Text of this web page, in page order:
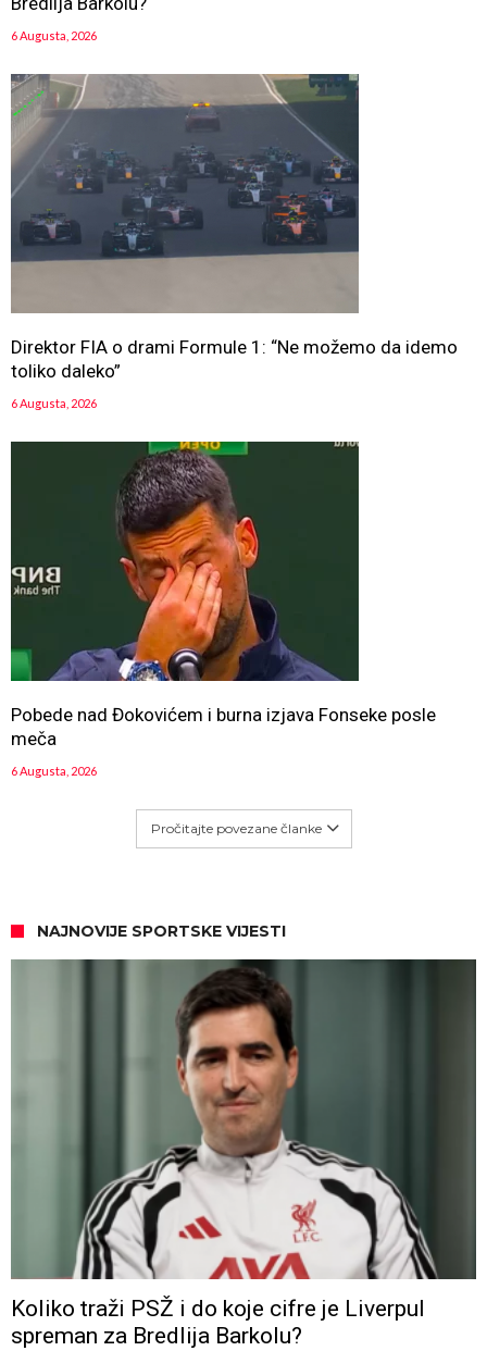
6 Augusta, 2026
Direktor FIA o drami Formule 1: “Ne možemo da idemo
toliko daleko”
6 Augusta, 2026
Pobede nad Đokovićem i burna izjava Fonseke posle
meča
6 Augusta, 2026
Pročitajte povezane članke
NAJNOVIJE SPORTSKE VIJESTI
Koliko traži PSŽ i do koje cifre je Liverpul
spreman za Bredlija Barkolu?